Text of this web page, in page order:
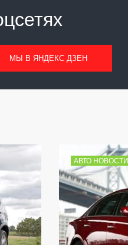
МЫ В ЯНДЕКС ДЗЕН
АВТО НОВОСТИ